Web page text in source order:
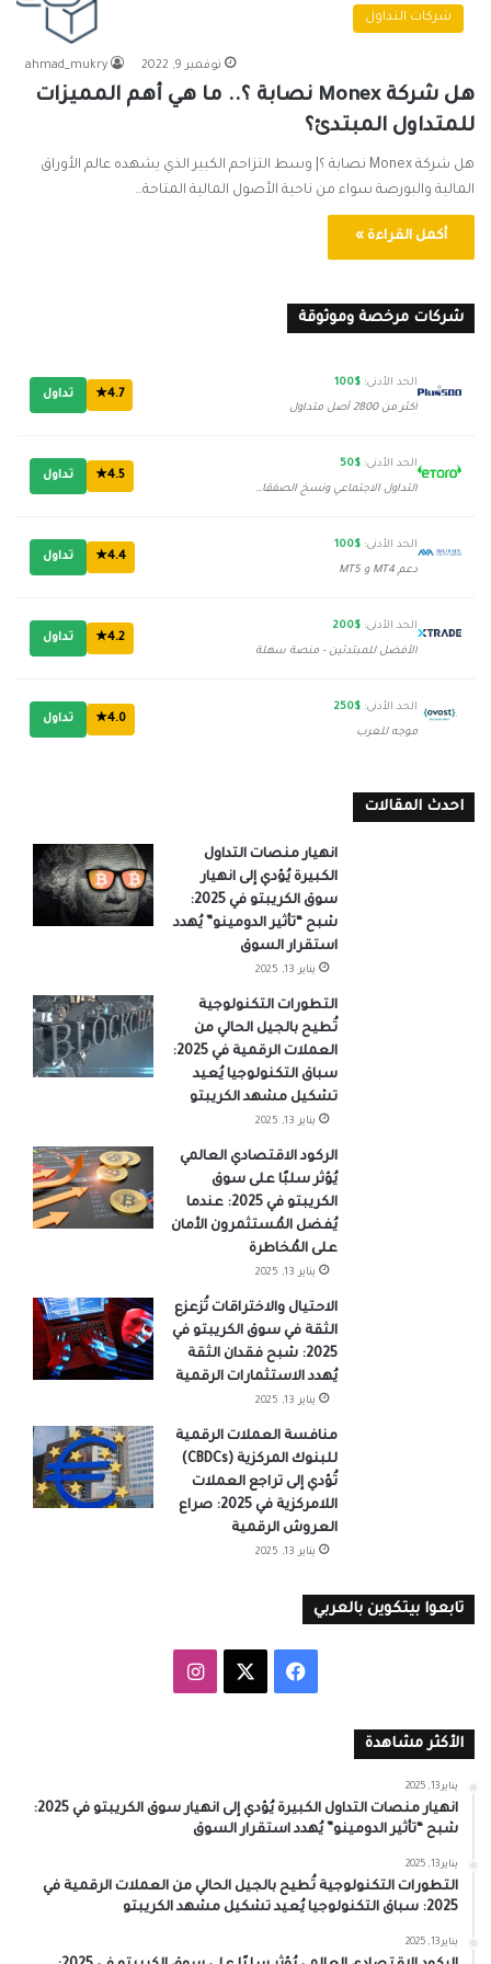
شركات التداول
ahmad_mukry نوفمبر 9, 2022
هل شركة Monex نصابة ؟.. ما هي أهم المميزات
للمتداول المبتدئ؟
هل شركة Monex نصابة ؟| وسط التزاحم الكبير الذي يشهده عالم الأوراق
المالية والبورصة سواء من ناحية الأصول المالية المتاحة…
أكمل القراءة »
شركات مرخصة وموثوقة
الحد الأدنى: $100
أكثر من 2800 أصل متداول
4.7★ تداول
الحد الأدنى: $50
التداول الاجتماعي ونسخ الصفقات
4.5★ تداول
الحد الأدنى: $100
دعم MT4 و MT5
4.4★ تداول
الحد الأدنى: $200
الأفضل للمبتدئين - منصة سهلة
4.2★ تداول
الحد الأدنى: $250
موجه للعرب
4.0★ تداول
احدث المقالات
انهيار منصات التداول
الكبيرة يُؤدي إلى انهيار
سوق الكريبتو في 2025:
شبح “تأثير الدومينو” يُهدد
استقرار السوق
يناير 13, 2025
التطورات التكنولوجية
تُطيح بالجيل الحالي من
العملات الرقمية في 2025:
سباق التكنولوجيا يُعيد
تشكيل مشهد الكريبتو
يناير 13, 2025
الركود الاقتصادي العالمي
يُؤثر سلبًا على سوق
الكريبتو في 2025: عندما
يُفضل المُستثمرون الأمان
على المُخاطرة
يناير 13, 2025
الاحتيال والاختراقات تُزعزع
الثقة في سوق الكريبتو في
2025: شبح فقدان الثقة
يُهدد الاستثمارات الرقمية
يناير 13, 2025
منافسة العملات الرقمية
للبنوك المركزية (CBDCs)
تُؤدي إلى تراجع العملات
اللامركزية في 2025: صراع
العروش الرقمية
يناير 13, 2025
تابعوا بيتكوين بالعربي
فيسبوك انستقرام
الأكثر مشاهدة
يناير 13, 2025
انهيار منصات التداول الكبيرة يُؤدي إلى انهيار سوق الكريبتو في 2025:
شبح “تأثير الدومينو” يُهدد استقرار السوق
يناير 13, 2025
التطورات التكنولوجية تُطيح بالجيل الحالي من العملات الرقمية في
2025: سباق التكنولوجيا يُعيد تشكيل مشهد الكريبتو
يناير 13, 2025